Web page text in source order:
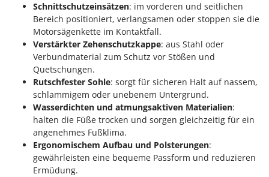
Schnittschutzeinsätzen: im vorderen und seitlichen
Bereich positioniert, verlangsamen oder stoppen sie die
Motorsägenkette im Kontaktfall.
Verstärkter Zehenschutzkappe: aus Stahl oder
Verbundmaterial zum Schutz vor Stößen und
Quetschungen.
Rutschfester Sohle: sorgt für sicheren Halt auf nassem,
schlammigem oder unebenem Untergrund.
Wasserdichten und atmungsaktiven Materialien:
halten die Füße trocken und sorgen gleichzeitig für ein
angenehmes Fußklima.
Ergonomischem Aufbau und Polsterungen:
gewährleisten eine bequeme Passform und reduzieren
Ermüdung.